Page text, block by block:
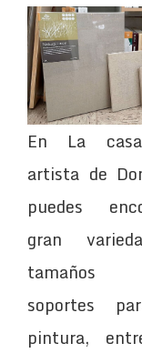
En La
artista de
puedes
gran
soportes
pintura,